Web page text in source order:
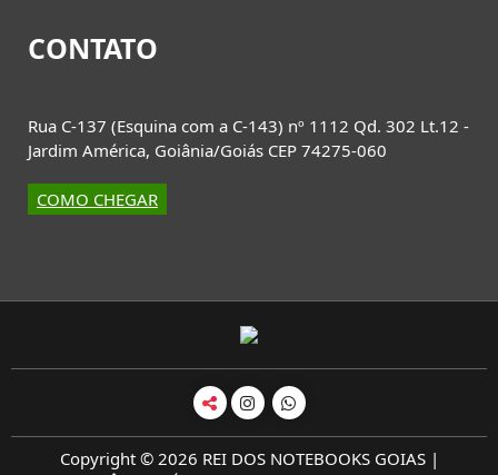
CONTATO
Rua C-137 (Esquina com a C-143) nº 1112 Qd. 302 Lt.12 -
Jardim América, Goiânia/Goiás CEP 74275-060
COMO CHEGAR
Copyright © 2026 REI DOS NOTEBOOKS GOIAS |